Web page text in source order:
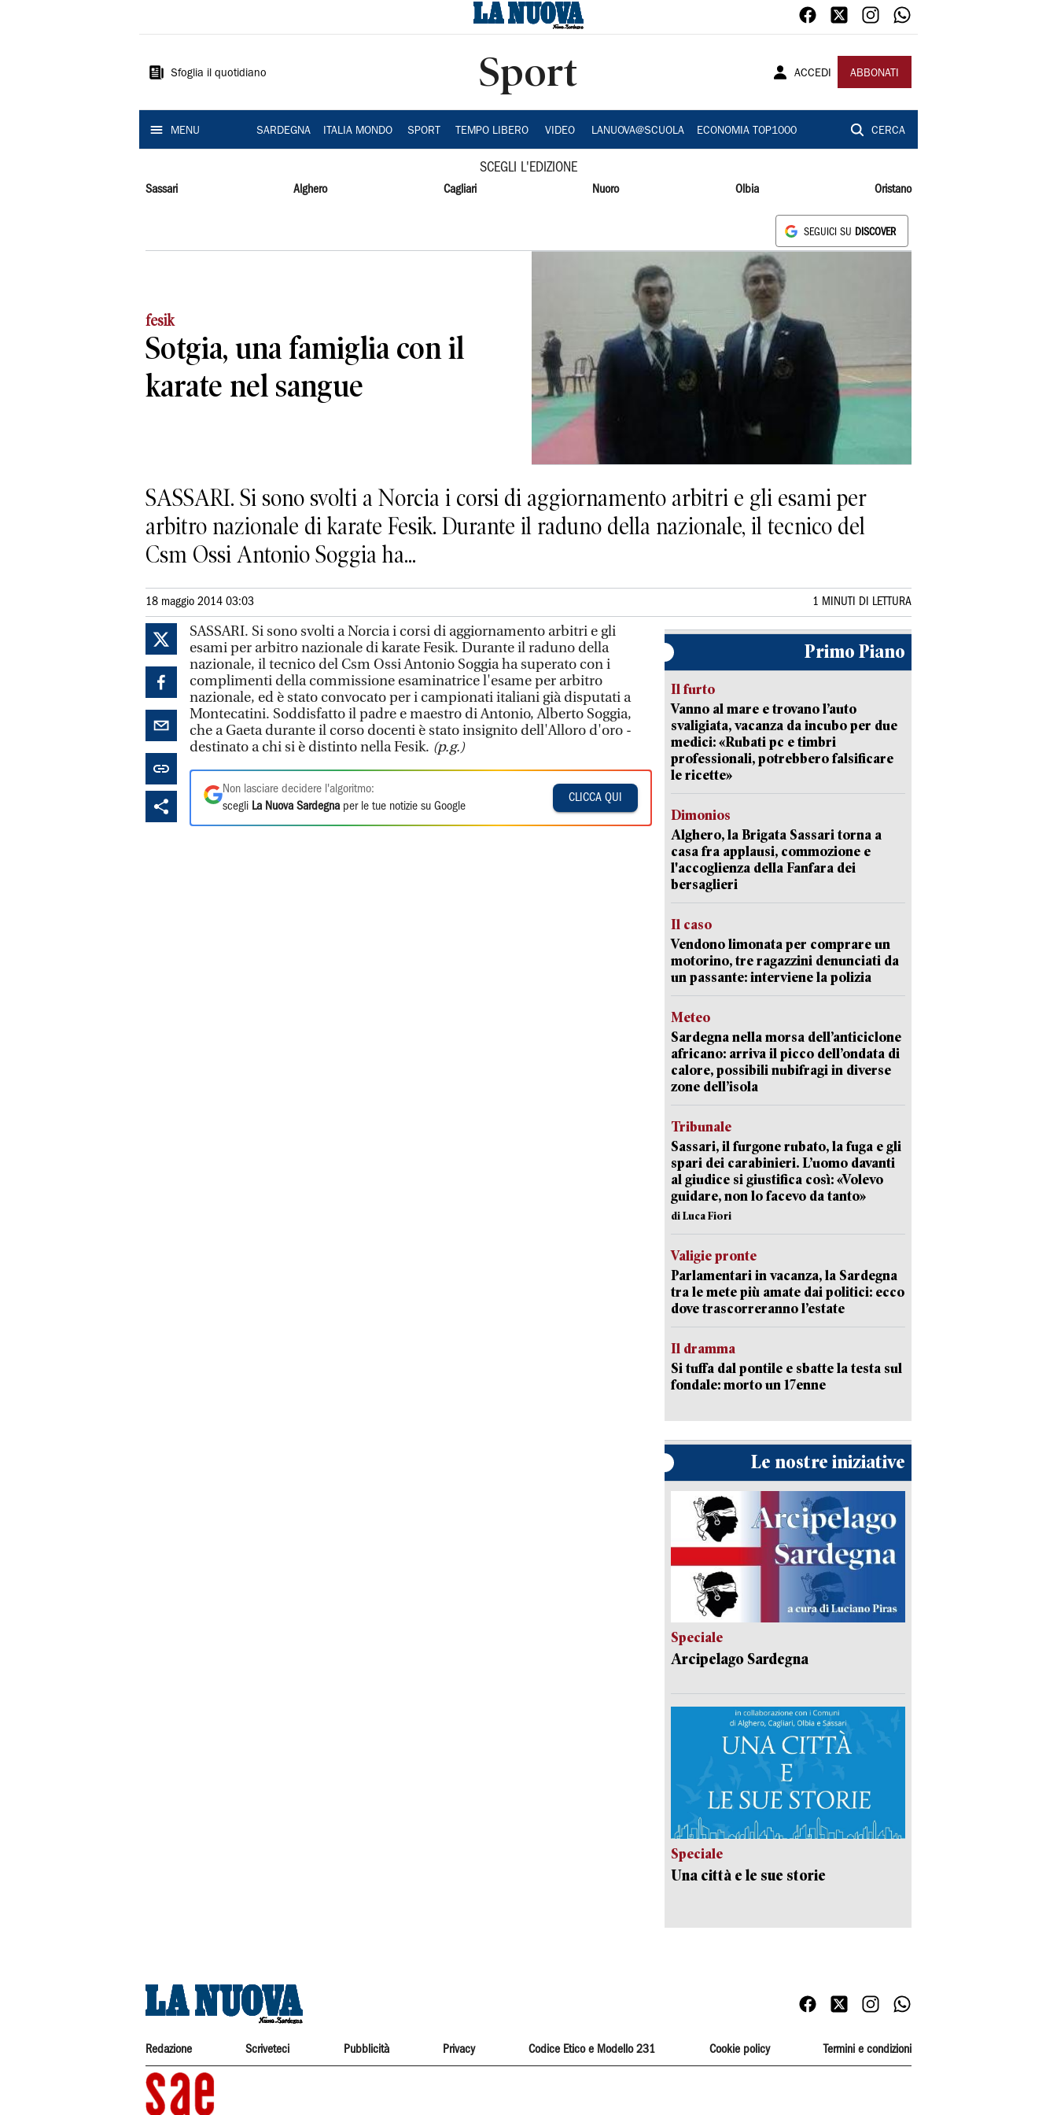
Sardegna
Sfoglia il quotidiano Sport ACCEDI ABBONATI
MENU SARDEGNA ITALIA MONDO SPORT TEMPO LIBERO VIDEO LANUOVA@SCUOLA ECONOMIA TOP1000 CERCA
SCEGLI L'EDIZIONE
Sassari Alghero Cagliari Nuoro Olbia Oristano
SEGUICI SU DISCOVER
fesik
Sotgia, una famiglia con il
karate nel sangue
SASSARI. Si sono svolti a Norcia i corsi di aggiornamento arbitri e gli esami per
arbitro nazionale di karate Fesik. Durante il raduno della nazionale, il tecnico del
Csm Ossi Antonio Soggia ha...
18 maggio 2014 03:03 1 MINUTI DI LETTURA
SASSARI. Si sono svolti a Norcia i corsi di aggiornamento arbitri e gli
esami per arbitro nazionale di karate Fesik. Durante il raduno della
nazionale, il tecnico del Csm Ossi Antonio Soggia ha superato con i
complimenti della commissione esaminatrice l'esame per arbitro
nazionale, ed è stato convocato per i campionati italiani già disputati a
Montecatini. Soddisfatto il padre e maestro di Antonio, Alberto Soggia,
che a Gaeta durante il corso docenti è stato insignito dell'Alloro d'oro -
destinato a chi si è distinto nella Fesik. (p.g.)
Non lasciare decidere l'algoritmo:
scegli La Nuova Sardegna per le tue notizie su Google
CLICCA QUI
Primo Piano
Il furto
Vanno al mare e trovano l’auto
svaligiata, vacanza da incubo per due
medici: «Rubati pc e timbri
professionali, potrebbero falsificare
le ricette»
Dimonios
Alghero, la Brigata Sassari torna a
casa fra applausi, commozione e
l'accoglienza della Fanfara dei
bersaglieri
Il caso
Vendono limonata per comprare un
motorino, tre ragazzini denunciati da
un passante: interviene la polizia
Meteo
Sardegna nella morsa dell’anticiclone
africano: arriva il picco dell’ondata di
calore, possibili nubifragi in diverse
zone dell’isola
Tribunale
Sassari, il furgone rubato, la fuga e gli
spari dei carabinieri. L’uomo davanti
al giudice si giustifica così: «Volevo
guidare, non lo facevo da tanto»
di Luca Fiori
Valigie pronte
Parlamentari in vacanza, la Sardegna
tra le mete più amate dai politici: ecco
dove trascorreranno l’estate
Il dramma
Si tuffa dal pontile e sbatte la testa sul
fondale: morto un 17enne
Le nostre iniziative
Speciale
Arcipelago Sardegna
Speciale
Una città e le sue storie
Redazione Scriveteci Pubblicità Privacy Codice Etico e Modello 231 Cookie policy Termini e condizioni